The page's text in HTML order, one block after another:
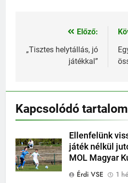
Bejegyzés
navigáció
Előző:
„Tisztes helytállás, jó
játékkal”
Kapcsolódó tartalom
Ellenfelünk
játék nélkül
MOL Magyar
Érdi VSE
1